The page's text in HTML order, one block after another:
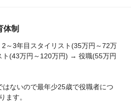
体制
～3年目スタイリスト(35万円～72万
(43万円～120万円) → 役職(55万円
ないので最年少25歳で役職者につ
ます。